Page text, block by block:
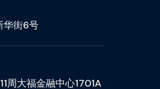
华街6号
周大福金融中心1701A